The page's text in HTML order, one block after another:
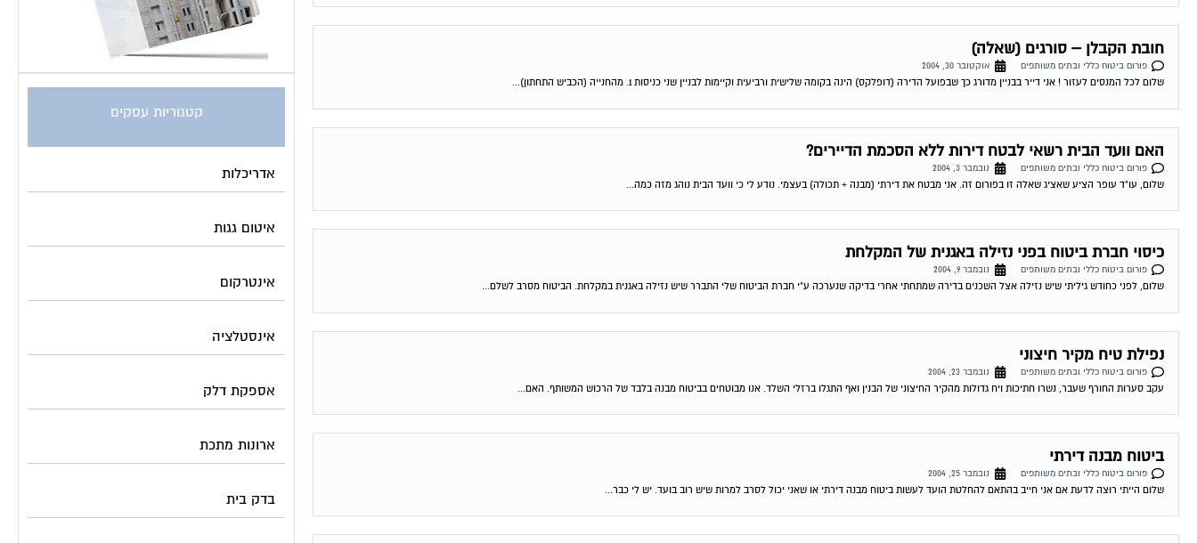
חובת הקבלן – סורגים (שאלה)
פורום ביטוח כללי ובתים משותפים
אוקטובר 30, 2004
שלום לכל המנסים לעזור ! אני דייר בבניין מדורג כך שבפועל הדירה (דופלקס) הינה בקומה שלישית ורביעית וקיימות לבניין שני כניסות 1. מהחנייה (הכביש התחתון)...
האם וועד הבית רשאי לבטח דירות ללא הסכמת הדיירים?
פורום ביטוח כללי ובתים משותפים
נובמבר 3, 2004
שלום, עו"ד עופר הציע שאציג שאלה זו בפורום זה. אני מבטח את דירתי (מבנה + תכולה) בעצמי. נודע לי כי וועד הבית נוהג מזה כמה...
כיסוי חברת ביטוח בפני נזילה באגנית של המקלחת
פורום ביטוח כללי ובתים משותפים
נובמבר 9, 2004
שלום, לפני כחודש גיליתי שיש נזילה אצל השכנים בדירה שמתחתי אחרי בדיקה שנערכה ע"י חברת הביטוח שלי התברר שיש נזילה באגנית במקלחת. הביטוח מסרב לשלם...
נפילת טיח מקיר חיצוני
פורום ביטוח כללי ובתים משותפים
נובמבר 23, 2004
עקב סערות החורף שעבר, נשרו חתיכות ויח גדולות מהקיר החיצוני של הבנין ואף התגלו ברזלי השלד. אנו מבוטחים בביטוח מבנה בלבד של הרכוש המשותף. האם...
ביטוח מבנה דירתי
פורום ביטוח כללי ובתים משותפים
נובמבר 25, 2004
שלום הייתי רוצה לדעת אם אני חייב בהתאם להחלטת הועד לעשות ביטוח מבנה דירתי או שאני יכול לסרב למרות שיש רוב בועד. יש לי כבר...
קטגוריות עסקים
אדריכלות
איטום גגות
אינטרקום
אינסטלציה
אספקת דלק
ארונות מתכת
בדק בית